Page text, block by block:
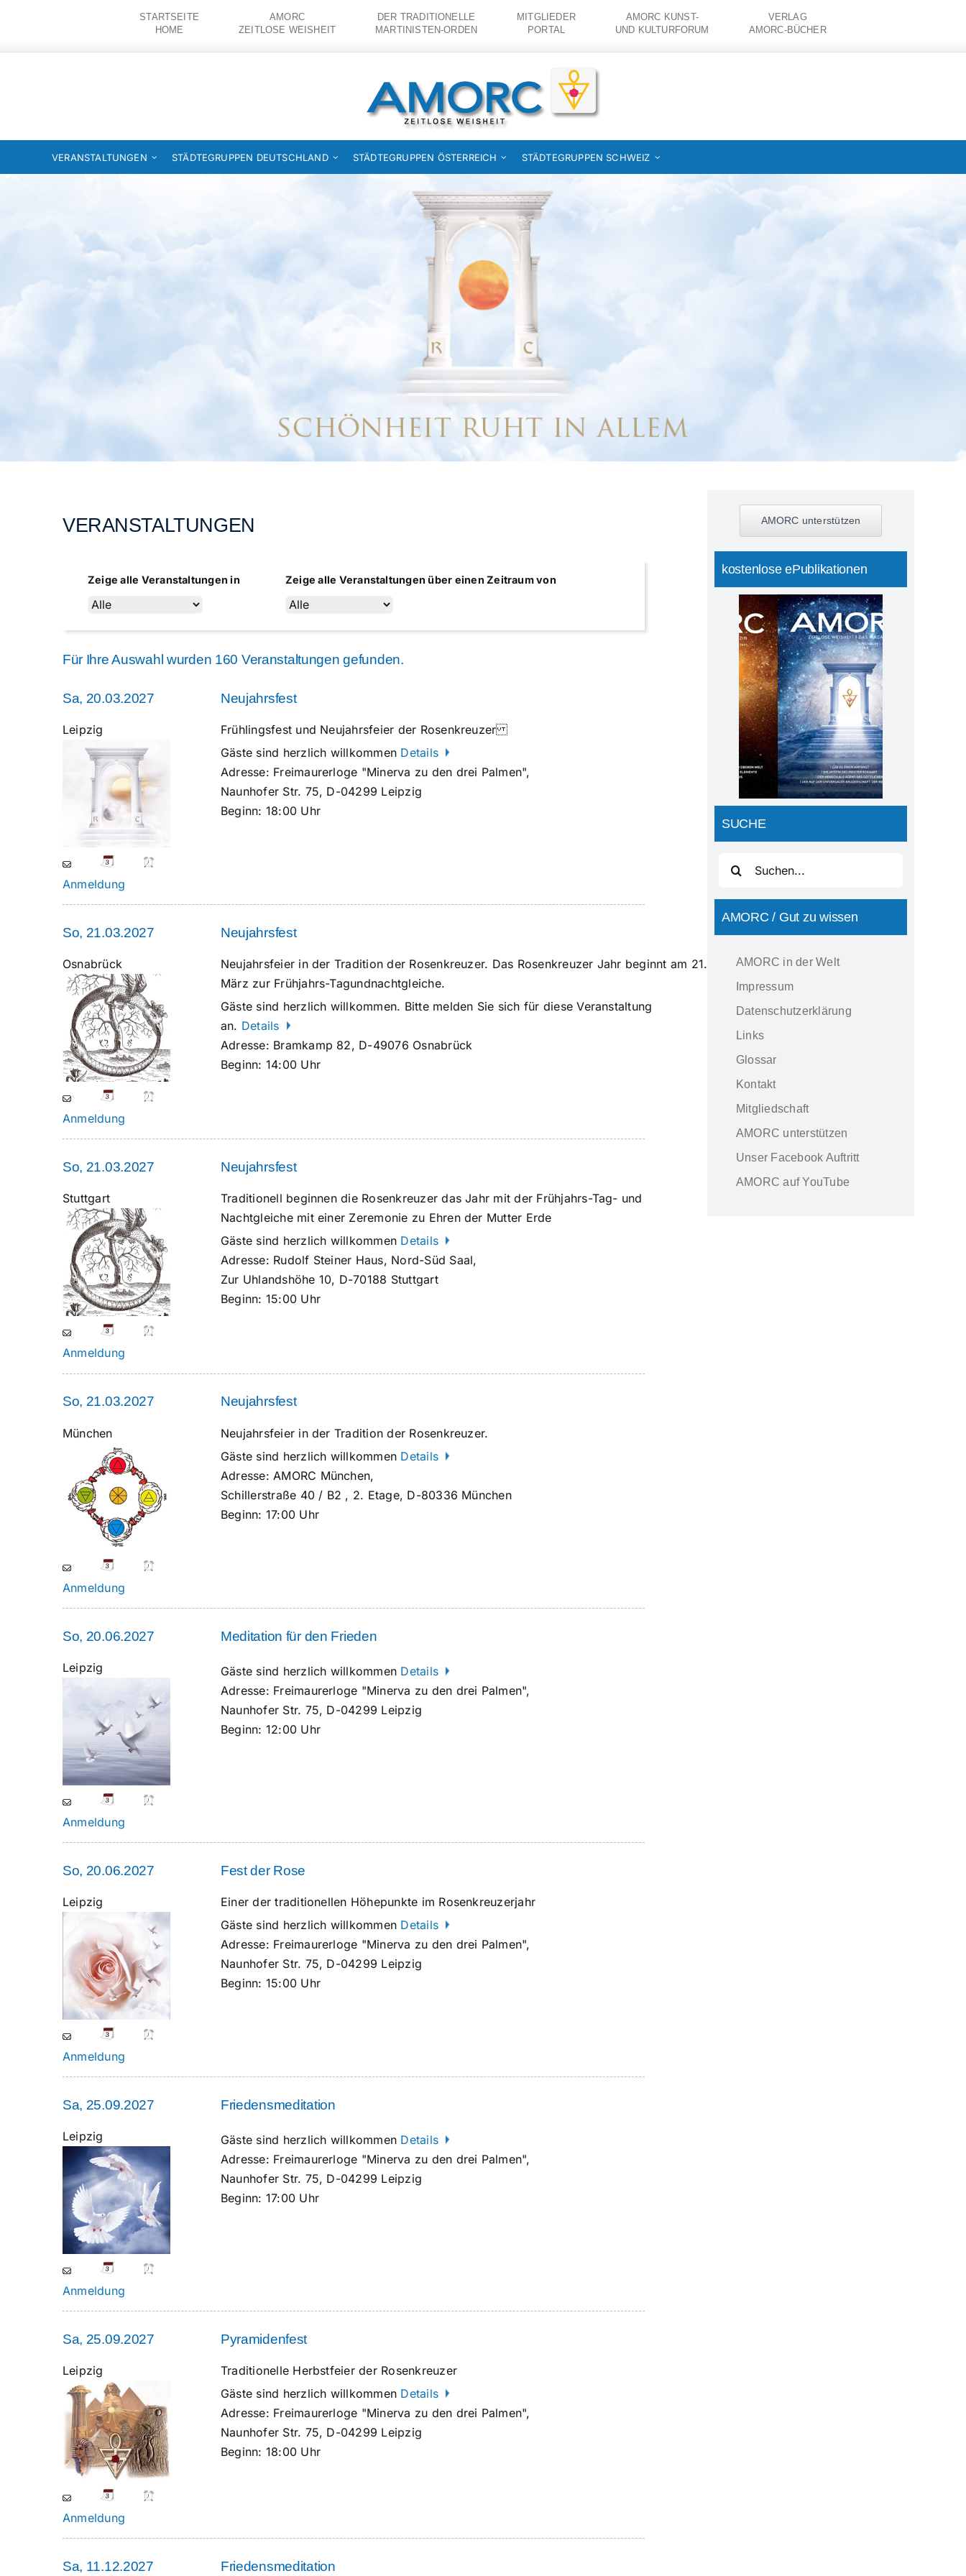
STARTSEITE
HOME
AMORC
ZEITLOSE WEISHEIT
DER TRADITIONELLE
MARTINISTEN-ORDEN
MITGLIEDER
PORTAL
AMORC KUNST-
UND KULTURFORUM
VERLAG
AMORC-BÜCHER
VERANSTALTUNGEN STÄDTEGRUPPEN DEUTSCHLAND STÄDTEGRUPPEN ÖSTERREICH STÄDTEGRUPPEN SCHWEIZ
VERANSTALTUNGEN
Zeige alle Veranstaltungen in Zeige alle Veranstaltungen über einen Zeitraum von
Für Ihre Auswahl wurden 160 Veranstaltungen gefunden.
Sa, 20.03.2027
Leipzig
Anmeldung
Neujahrsfest
Frühlingsfest und Neujahrsfeier der Rosenkreuzer
Gäste sind herzlich willkommen Details
Adresse: Freimaurerloge "Minerva zu den drei Palmen",
Naunhofer Str. 75, D-04299 Leipzig
Beginn: 18:00 Uhr
So, 21.03.2027
Osnabrück
Anmeldung
Neujahrsfest
Neujahrsfeier in der Tradition der Rosenkreuzer. Das Rosenkreuzer Jahr beginnt am 21.
März zur Frühjahrs-Tagundnachtgleiche.
Gäste sind herzlich willkommen. Bitte melden Sie sich für diese Veranstaltung
an. Details
Adresse: Bramkamp 82, D-49076 Osnabrück
Beginn: 14:00 Uhr
So, 21.03.2027
Stuttgart
Anmeldung
Neujahrsfest
Traditionell beginnen die Rosenkreuzer das Jahr mit der Frühjahrs-Tag- und
Nachtgleiche mit einer Zeremonie zu Ehren der Mutter Erde
Gäste sind herzlich willkommen Details
Adresse: Rudolf Steiner Haus, Nord-Süd Saal,
Zur Uhlandshöhe 10, D-70188 Stuttgart
Beginn: 15:00 Uhr
So, 21.03.2027
München
Anmeldung
Neujahrsfest
Neujahrsfeier in der Tradition der Rosenkreuzer.
Gäste sind herzlich willkommen Details
Adresse: AMORC München,
Schillerstraße 40 / B2 , 2. Etage, D-80336 München
Beginn: 17:00 Uhr
So, 20.06.2027
Leipzig
Anmeldung
Meditation für den Frieden
Gäste sind herzlich willkommen Details
Adresse: Freimaurerloge "Minerva zu den drei Palmen",
Naunhofer Str. 75, D-04299 Leipzig
Beginn: 12:00 Uhr
So, 20.06.2027
Leipzig
Anmeldung
Fest der Rose
Einer der traditionellen Höhepunkte im Rosenkreuzerjahr
Gäste sind herzlich willkommen Details
Adresse: Freimaurerloge "Minerva zu den drei Palmen",
Naunhofer Str. 75, D-04299 Leipzig
Beginn: 15:00 Uhr
Sa, 25.09.2027
Leipzig
Anmeldung
Friedensmeditation
Gäste sind herzlich willkommen Details
Adresse: Freimaurerloge "Minerva zu den drei Palmen",
Naunhofer Str. 75, D-04299 Leipzig
Beginn: 17:00 Uhr
Sa, 25.09.2027
Leipzig
Anmeldung
Pyramidenfest
Traditionelle Herbstfeier der Rosenkreuzer
Gäste sind herzlich willkommen Details
Adresse: Freimaurerloge "Minerva zu den drei Palmen",
Naunhofer Str. 75, D-04299 Leipzig
Beginn: 18:00 Uhr
Sa, 11.12.2027 Friedensmeditation
AMORC unterstützen
kostenlose ePublikationen
AMORC-Magazin
Ausgabe09 2020
SUCHE
nach:
AMORC / Gut zu wissen
AMORC in der Welt
Impressum
Datenschutzerklärung
Links
Glossar
Kontakt
Mitgliedschaft
AMORC unterstützen
Unser Facebook Auftritt
AMORC auf YouTube